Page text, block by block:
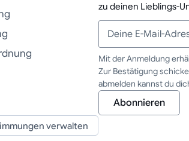
zu deinen Lieblings-
Deine E-Mail-
Mit der Anmeldung
Zur Bestätigung
abmelden kannst du
Abonnieren
verwalten